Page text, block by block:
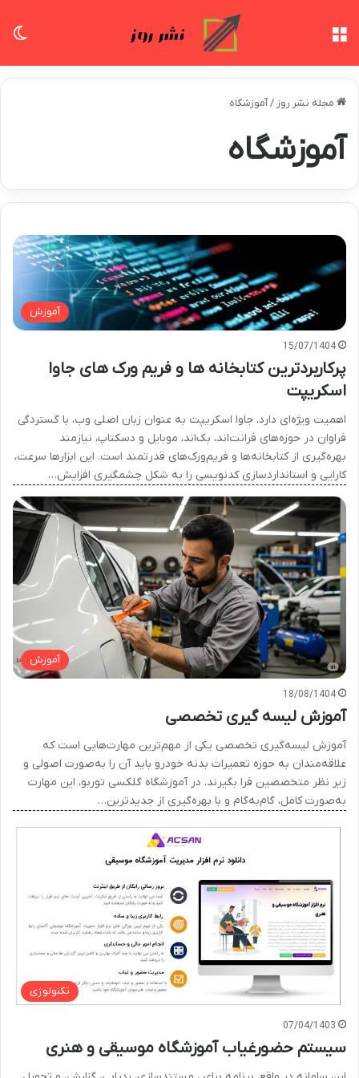
مجله نشر روز /آموزشگاه
آموزشگاه
آموزش
15/07/1404
پرکاربردترین کتابخانه ها و فریم ورک های جاوا
اسکریپت
اهمیت ویژه‌ای دارد. جاوا اسکریپت به عنوان زبان اصلی وب، با گستردگی
فراوان در حوزه‌های فرانت‌اند، بک‌اند، موبایل و دسکتاپ، نیازمند
بهره‌گیری از کتابخانه‌ها و فریم‌ورک‌های قدرتمند است. این ابزارها سرعت،
کارایی و استانداردسازی کدنویسی را به شکل چشمگیری افزایش…
آموزش
18/08/1404
آموزش لیسه گیری تخصصی
آموزش لیسه‌گیری تخصصی یکی از مهم‌ترین مهارت‌هایی است که
علاقه‌مندان به حوزه تعمیرات بدنه خودرو باید آن را به‌صورت اصولی و
زیر نظر متخصصین فرا بگیرند. در آموزشگاه گلکسی توربو، این مهارت
به‌صورت کامل، گام‌به‌گام و با بهره‌گیری از جدیدترین…
تکنولوژی
07/04/1403
سیستم حضورغیاب آموزشگاه موسیقی و هنری